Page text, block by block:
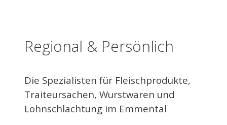
Regional & Persönlich
Die Spezialisten für Fleischprodukte,
Traiteursachen, Wurstwaren und
Lohnschlachtung im Emmental